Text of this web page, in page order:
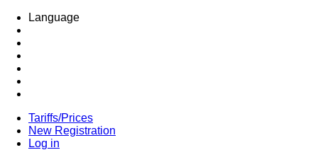
Language
Tariffs/Prices
New Registration
Log in